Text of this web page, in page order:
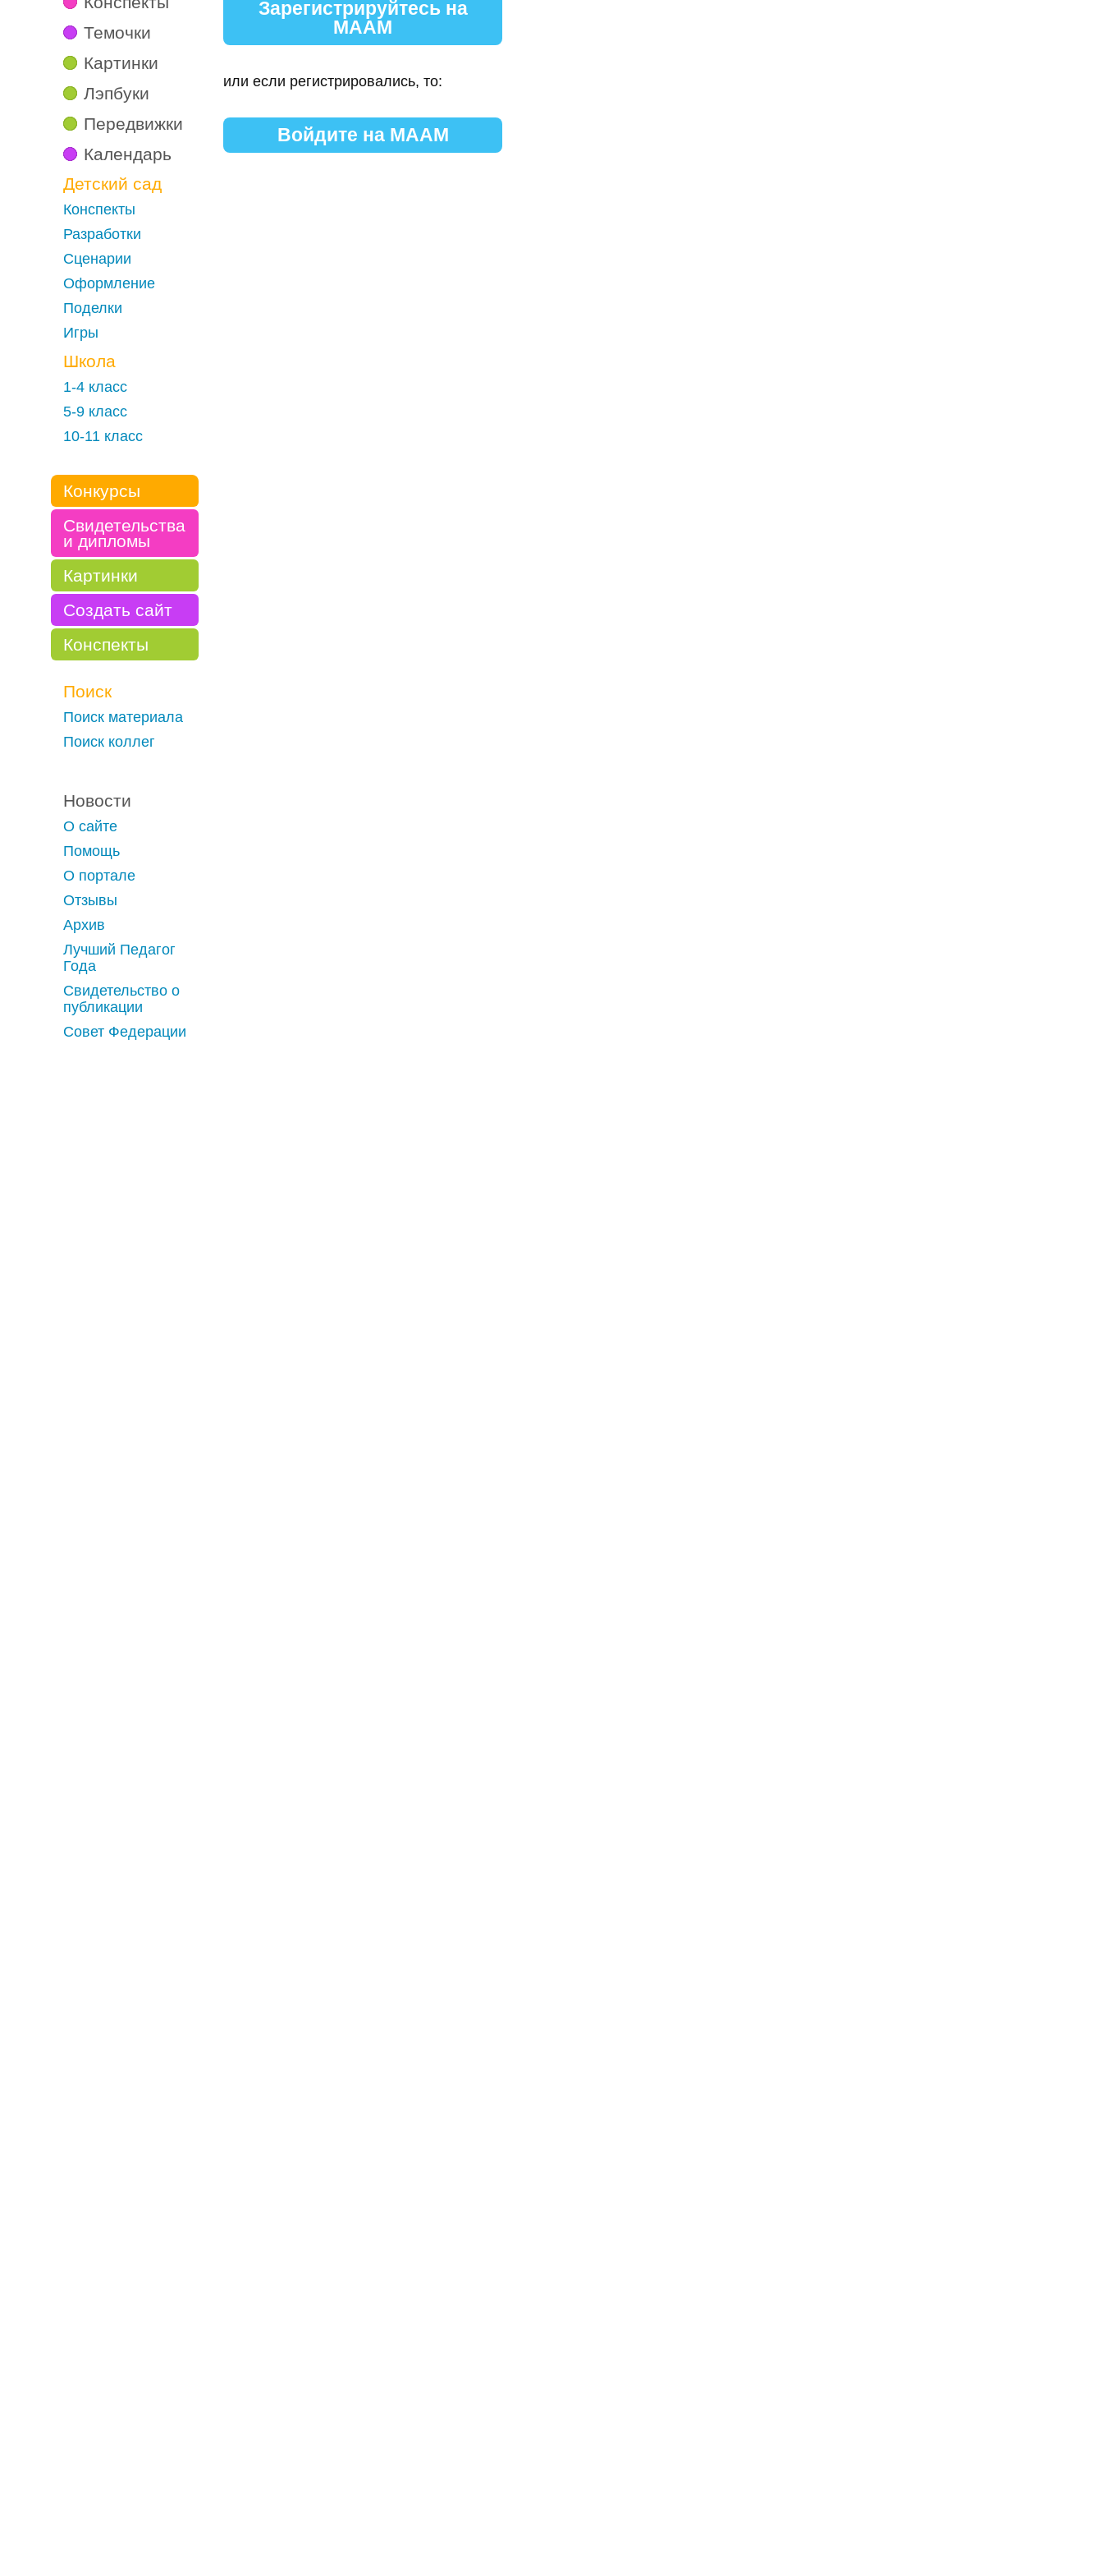
Темочки
Картинки
Лэпбуки
Передвижки
Календарь
Детский сад
Конспекты
Разработки
Сценарии
Оформление
Поделки
Игры
Школа
1-4 класс
5-9 класс
10-11 класс
Конкурсы
Свидетельства
и дипломы
Картинки
Создать сайт
Конспекты
Поиск
Поиск материала
Поиск коллег
Новости
О сайте
Помощь
О портале
Отзывы
Архив
Лучший Педагог
Года
Свидетельство о
публикации
Совет Федерации
Зарегистрируйтесь на
МААМ
или если регистрировались, то:
Войдите на МААМ